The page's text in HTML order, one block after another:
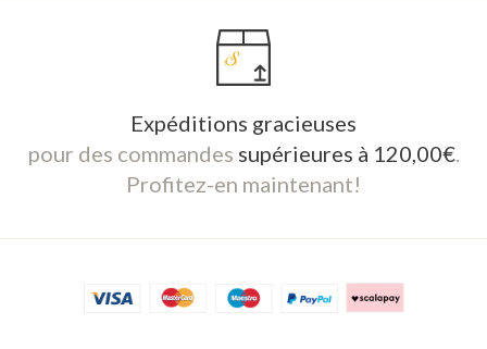
Expéditions gracieuses
pour des commandes supérieures à 120,00€.
Profitez-en maintenant!